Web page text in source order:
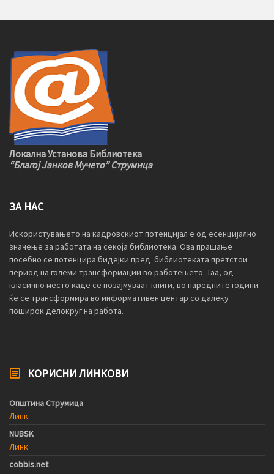
Локална Установа Библиотека
“Благој Јанков Мучето” Струмица
ЗА НАС
Искористувањето на кадровскиот потенцијал е од есенцијално
значење за работата на секоја библиотека. Ова прашање
посебно се потенцира бидејки пред библиотеката претстои
период на големи трансформации во работењето. Таа, од
класично место каде се позајмуваат книги, во наредните години
ќе се трансформира во информативен центар со далеку
поширок делокруг на работа.
КОРИСНИ ЛИНКОВИ
Општина Струмица
Линк
NUBSK
Линк
cobbis.net